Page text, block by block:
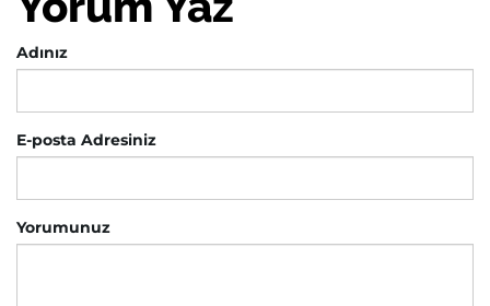
Adınız
E-posta Adresiniz
Yorumunuz